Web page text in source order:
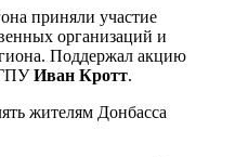
приняли участие
организаций и
Поддержал акцию
Иван Кротт.